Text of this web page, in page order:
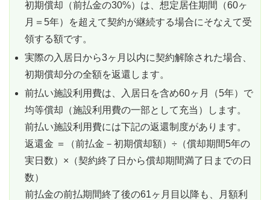
初期償却（前払金の30%）は、想定居住期間（60ヶ
月＝5年）を超えて契約が継続する場合にそなえて受
領する額です。
実際の入居日から3ヶ月以内に契約解除された場合、
初期償却分の全額を返還します。
前払い施設利用費は、入居日を含め60ヶ月（5年）で
均等償却（施設利用費の一部として充当）します。
前払い施設利用費には下記の返還制度があります。
返還金 ＝（前払金－初期償却額）÷（償却期間5年の
実日数）×（契約終了日から償却期間満了日までの日
数）
前払金の前払期間終了後の61ヶ月目以降も、月額利